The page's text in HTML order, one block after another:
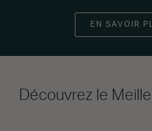
EN SAVOIR
Découvrez le